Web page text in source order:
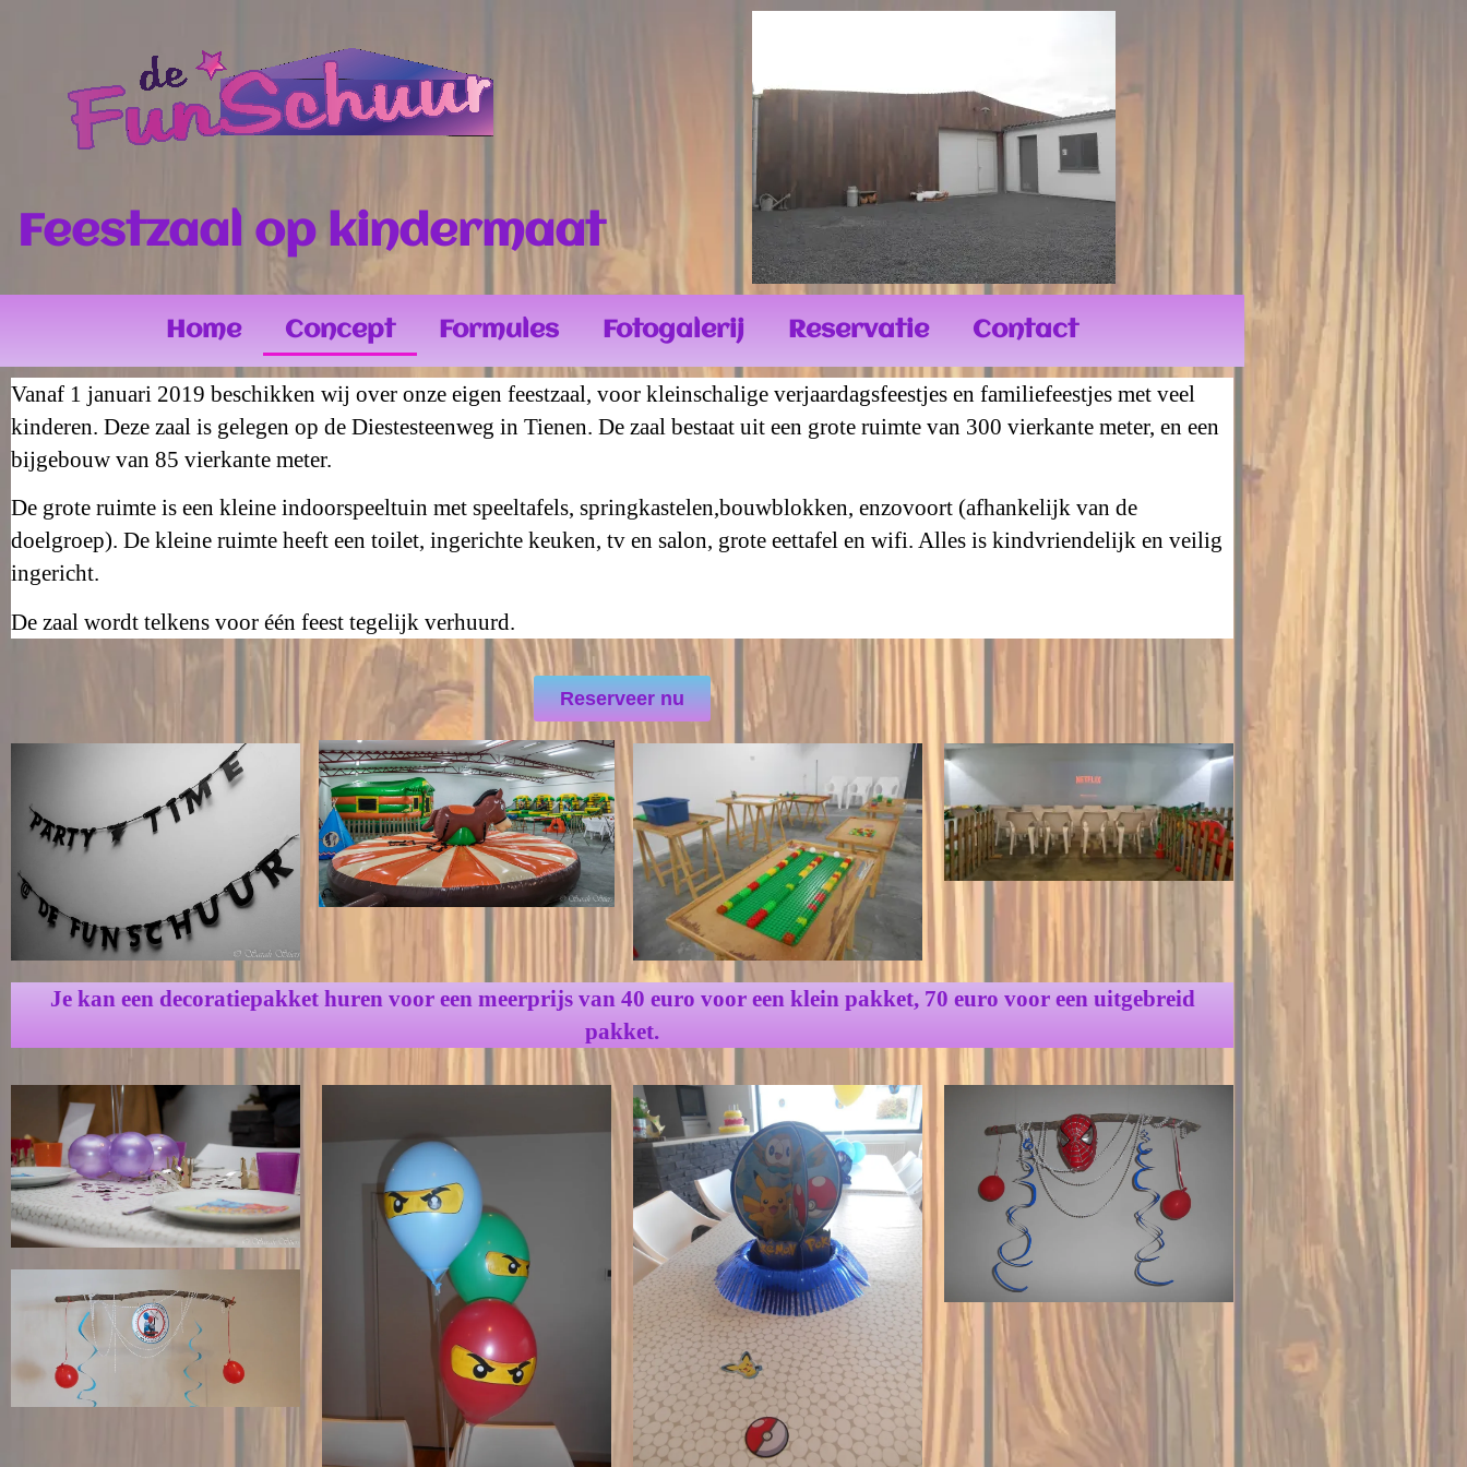
Feestzaal op kindermaat
Home Concept Formules Fotogalerij Reservatie Contact
Vanaf 1 januari 2019 beschikken wij over onze eigen feestzaal, voor kleinschalige verjaardagsfeestjes en familiefeestjes met veel
kinderen. Deze zaal is gelegen op de Diestesteenweg in Tienen. De zaal bestaat uit een grote ruimte van 300 vierkante meter, en een
bijgebouw van 85 vierkante meter.
De grote ruimte is een kleine indoorspeeltuin met speeltafels, springkastelen,bouwblokken, enzovoort (afhankelijk van de
doelgroep). De kleine ruimte heeft een toilet, ingerichte keuken, tv en salon, grote eettafel en wifi. Alles is kindvriendelijk en veilig
ingericht.
De zaal wordt telkens voor één feest tegelijk verhuurd.
Reserveer nu
Je kan een decoratiepakket huren voor een meerprijs van 40 euro voor een klein pakket, 70 euro voor een uitgebreid
pakket.